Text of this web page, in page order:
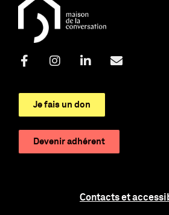
Je fais un don
Devenir adhérent
Contacts et